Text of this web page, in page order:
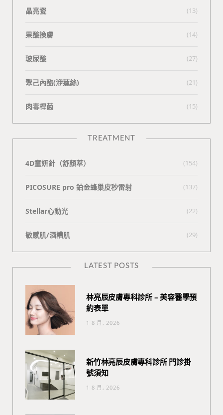
晶亮瓷 (13)
果酸換膚 (14)
玻尿酸 (27)
聚己內酯(洢蓮絲) (21)
肉毒桿菌 (15)
TREATMENT
4D童妍針（舒顏萃） (154)
PICOSURE pro 鉑金蜂巢皮秒雷射 (137)
Stellar心動光 (22)
敏感肌/酒糟肌 (29)
LATEST POSTS
林亮辰皮膚專科診所 – 美容醫學預
約表單
1 8 月, 2026
新竹林亮辰皮膚專科診所 門診掛
號須知
1 8 月, 2026